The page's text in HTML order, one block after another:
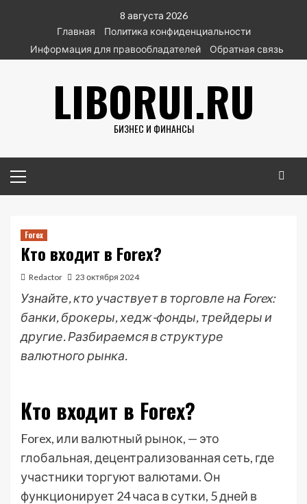
содержимому
8 августа 2026
Главная
Политика конфиденциальности
Информация для правообладателей
Обратная связь
LIBORUI.RU
БИЗНЕС И ФИНАНСЫ
меню
Forex
Кто входит в Forex?
Redactor 23 октября 2024
Узнайте, кто участвует в торговле на Forex:
банки, брокеры, хедж-фонды, трейдеры и
другие. Разбираемся в структуре
валютного рынка.
Кто входит в Forex?
Forex, или валютный рынок, — это
глобальная, децентрализованная сеть, где
участники торгуют валютами. Он
функционирует 24 часа в сутки, 5 дней в